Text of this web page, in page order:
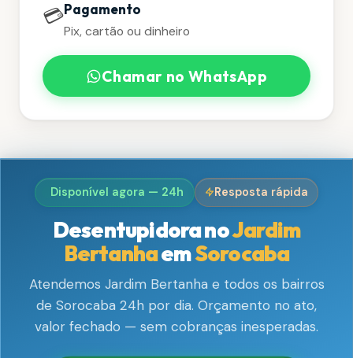
💳Pagamento
Pix, cartão ou dinheiro
Chamar no WhatsApp
Disponível agora — 24h Resposta rápida
Desentupidora noJardim
BertanhaemSorocaba
Atendemos Jardim Bertanha e todos os bairros
de Sorocaba 24h por dia. Orçamento no ato,
valor fechado — sem cobranças inesperadas.